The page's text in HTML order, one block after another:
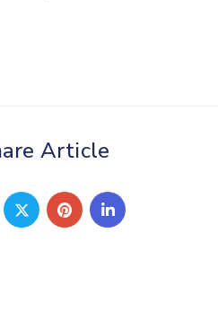
Article